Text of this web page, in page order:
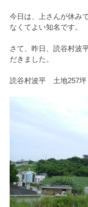
今日は、上さんが休み
なくてよい知名です。
さて、昨日、読谷村波
だきました。
読谷村波平 土地257